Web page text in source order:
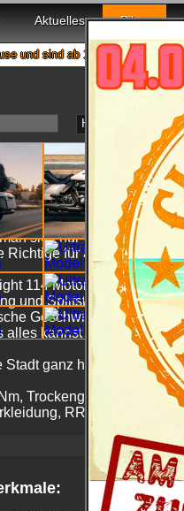
Aktuelles Bikes
ab 18.08. wieder mit voller
Ultra
Hauptmerkmale
wollen.
Maschine
sich nur wünschen
Richtige für alle, die ein
114 Motor bis zu den
und Splitstream-
alles kannst Du haben.
Stadt ganz hinter Dir
Trockengewicht 399
RRDS, Cruise